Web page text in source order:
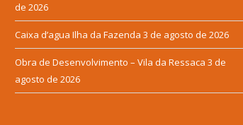
de 2026
Caixa d’agua Ilha da Fazenda 3 de agosto de 2026
Obra de Desenvolvimento – Vila da Ressaca 3 de
agosto de 2026